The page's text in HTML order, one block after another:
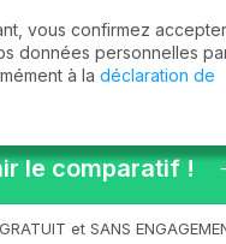
le
comparatif
adaptés à
en 3 minutes !
le comparatif !
et SANS
vous confirmez
données personnelles
à la déclaration de